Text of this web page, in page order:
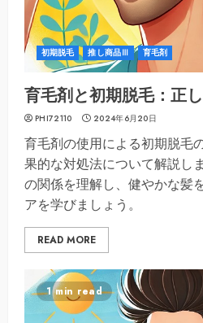
初期脱毛 推し商品Ⅲ 育毛剤
育毛剤と初期脱毛：正
PHI72110 2024年6月20日
育毛剤の使用による初期脱毛
果的な対処法について解説し
の関係を理解し、健やかな髪
アを学びましょう。
READ MORE
1 min read